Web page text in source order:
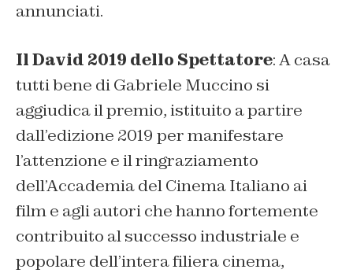
annunciati.
Il David 2019 dello Spettatore:A casa
tutti bene di Gabriele Muccino si
aggiudica il premio, istituito a partire
dall’edizione 2019 per manifestare
l’attenzione e il ringraziamento
dell’Accademia del Cinema Italiano ai
film e agli autori che hanno fortemente
contribuito al successo industriale e
popolare dell’intera filiera cinema,